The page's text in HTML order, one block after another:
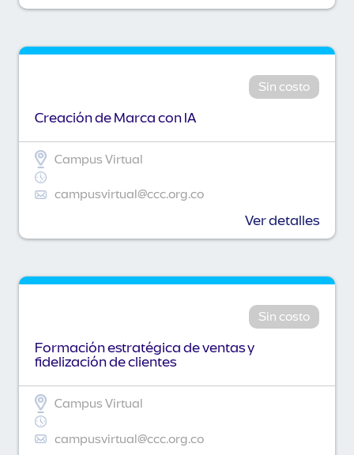
Sin costo
Creación de Marca con IA
Campus Virtual
campusvirtual@ccc.org.co
Ver detalles
Sin costo
Formación estratégica de ventas y
fidelización de clientes
Campus Virtual
campusvirtual@ccc.org.co